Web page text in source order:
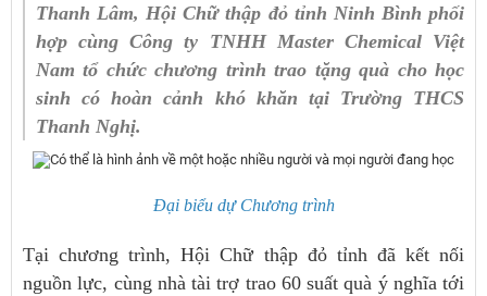
Thanh Lâm, Hội Chữ thập đỏ tỉnh Ninh Bình phối
hợp cùng Công ty TNHH Master Chemical Việt
Nam tổ chức chương trình trao tặng quà cho học
sinh có hoàn cảnh khó khăn tại Trường THCS
Thanh Nghị.
Đại biểu dự Chương trình
Tại chương trình, Hội Chữ thập đỏ tỉnh đã kết nối
nguồn lực, cùng nhà tài trợ trao 60 suất quà ý nghĩa tới